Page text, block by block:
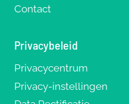
Contact
Privacybeleid
Privacycentrum
Privacy-instellingen